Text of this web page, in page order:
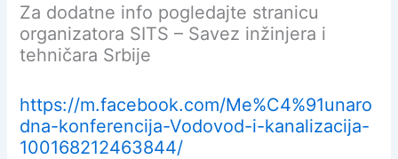
Za dodatne info pogledajte stranicu
organizatora SITS – Savez inžinjera i
tehničara Srbije
https://m.facebook.com/Me%C4%91unaro
dna-konferencija-Vodovod-i-kanalizacija-
100168212463844/